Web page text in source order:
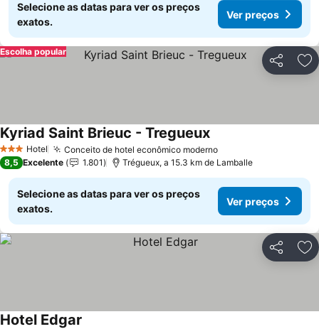
Selecione as datas para ver os preços
exatos.
Ver preços
Partilhar
Escolha popular
3 EstrelasHotel Conceito de hotel econômico moderno
Kyriad Saint Brieuc - Tregueux
8,5 Excelente 1.801 Trégueux, a 15.3 km de Lamballe
Selecione as datas para ver os preços
exatos.
Ver preços
Partilhar
Hotel Edgar